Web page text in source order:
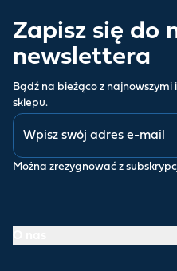
Zapisz się do
newslettera
Bądź na bieżąco z
sklepu.
Można zrezygnować z